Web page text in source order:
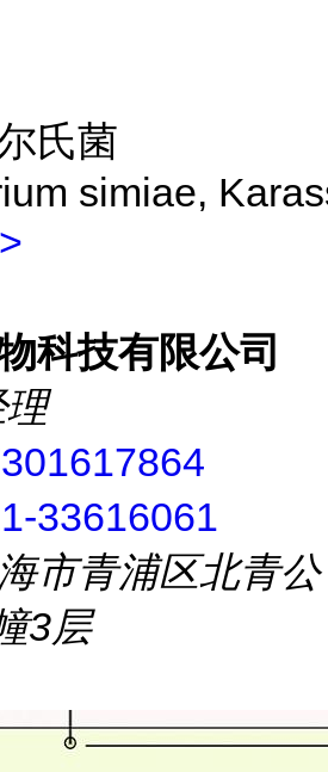
氏菌
simiae,
科技有限公司
33616061
市青浦区北青公
3层